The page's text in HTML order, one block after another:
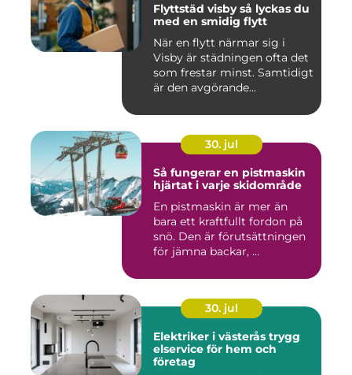
Flyttstäd visby så lyckas du
med en smidig flytt
När en flytt närmar sig i
Visby är städningen ofta det
som frestar minst. Samtidigt
är den avgörande...
30. jul
Så fungerar en pistmaskin
hjärtat i varje skidområde
En pistmaskin är mer än
bara ett kraftfullt fordon på
snö. Den är förutsättningen
för jämna backar, ...
30. jul
Elektriker i västerås trygg
elservice för hem och
företag